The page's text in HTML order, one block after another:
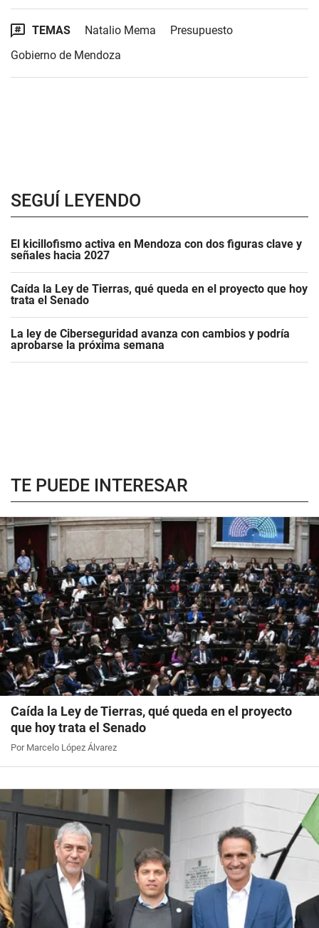
TEMAS Natalio Mema
Presupuesto
Gobierno de Mendoza
SEGUÍ LEYENDO
El kicillofismo activa en Mendoza con dos figuras clave y
señales hacia 2027
Caída la Ley de Tierras, qué queda en el proyecto que hoy
trata el Senado
La ley de Ciberseguridad avanza con cambios y podría
aprobarse la próxima semana
TE PUEDE INTERESAR
Caída la Ley de Tierras, qué queda en el proyecto
que hoy trata el Senado
Por Marcelo López Álvarez